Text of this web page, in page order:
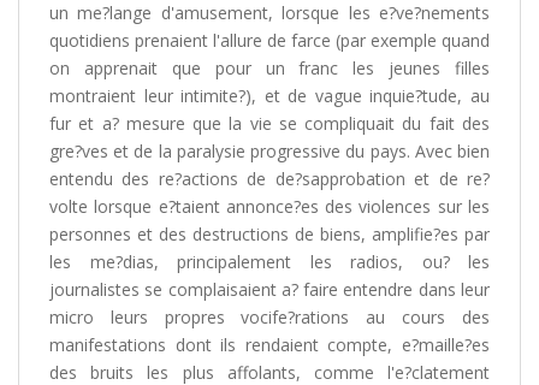
un me?lange d'amusement, lorsque les e?ve?nements
quotidiens prenaient l'allure de farce (par exemple quand
on apprenait que pour un franc les jeunes filles
montraient leur intimite?), et de vague inquie?tude, au
fur et a? mesure que la vie se compliquait du fait des
gre?ves et de la paralysie progressive du pays. Avec bien
entendu des re?actions de de?sapprobation et de re?
volte lorsque e?taient annonce?es des violences sur les
personnes et des destructions de biens, amplifie?es par
les me?dias, principalement les radios, ou? les
journalistes se complaisaient a? faire entendre dans leur
micro leurs propres vocife?rations au cours des
manifestations dont ils rendaient compte, e?maille?es
des bruits les plus affolants, comme l'e?clatement